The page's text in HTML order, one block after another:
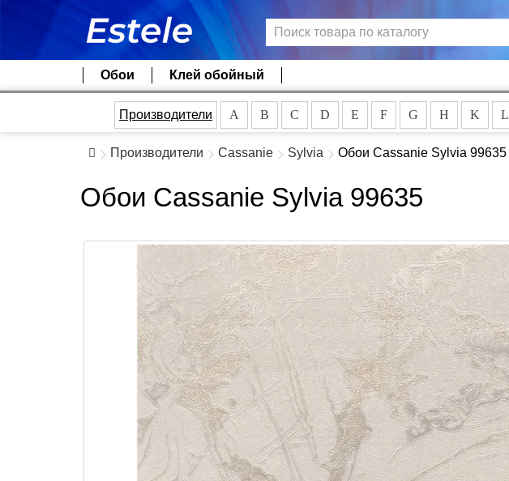
Обои Клей обойный
Производители A B C D E F G H K L
Производители Cassanie Sylvia Обои Cassanie Sylvia 99635
Обои Cassanie Sylvia 99635